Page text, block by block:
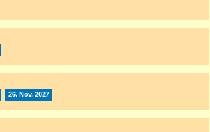
26. Nov. 2027